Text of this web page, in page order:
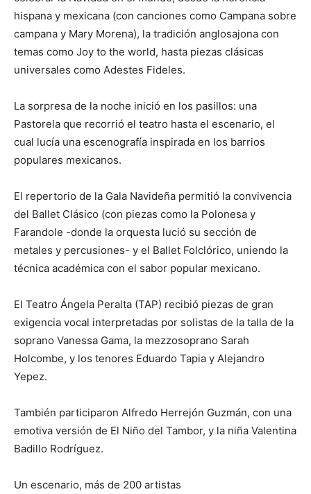
hispana y mexicana (con canciones como Campana sobre
campana y Mary Morena), la tradición anglosajona con
temas como Joy to the world, hasta piezas clásicas
universales como Adestes Fideles.
La sorpresa de la noche inició en los pasillos: una
Pastorela que recorrió el teatro hasta el escenario, el
cual lucía una escenografía inspirada en los barrios
populares mexicanos.
El repertorio de la Gala Navideña permitió la convivencia
del Ballet Clásico (con piezas como la Polonesa y
Farandole -donde la orquesta lució su sección de
metales y percusiones- y el Ballet Folclórico, uniendo la
técnica académica con el sabor popular mexicano.
El Teatro Ángela Peralta (TAP) recibió piezas de gran
exigencia vocal interpretadas por solistas de la talla de la
soprano Vanessa Gama, la mezzosoprano Sarah
Holcombe, y los tenores Eduardo Tapia y Alejandro
Yepez.
También participaron Alfredo Herrejón Guzmán, con una
emotiva versión de El Niño del Tambor, y la niña Valentina
Badillo Rodríguez.
Un escenario, más de 200 artistas